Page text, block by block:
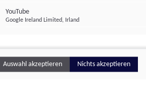
YouTube
Google Ireland Limited, Irland
Auswahl akzeptieren Nichts akzeptieren